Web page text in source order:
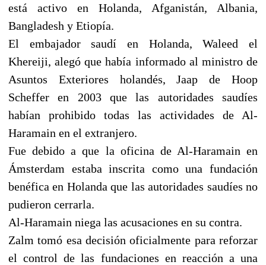
está activo en Holanda, Afganistán, Albania,
Bangladesh y Etiopía.
El embajador saudí en Holanda, Waleed el
Khereiji, alegó que había informado al ministro de
Asuntos Exteriores holandés, Jaap de Hoop
Scheffer en 2003 que las autoridades saudíes
habían prohibido todas las actividades de Al-
Haramain en el extranjero.
Fue debido a que la oficina de Al-Haramain en
Ámsterdam estaba inscrita como una fundación
benéfica en Holanda que las autoridades saudíes no
pudieron cerrarla.
Al-Haramain niega las acusaciones en su contra.
Zalm tomó esa decisión oficialmente para reforzar
el control de las fundaciones en reacción a una